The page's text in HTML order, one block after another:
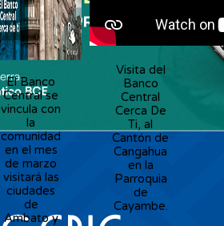
El Banco
Central se
vincula con
la
comunidad
en el mes
de marzo
visitará las
ciudades
de
Ambato y
Visita del
Banco
Central
Cerca De
Ti, al
Cantón de
Cangahua
en la
Parroquia
de
Cayambe.